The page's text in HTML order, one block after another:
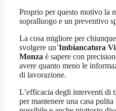
Proprio per questo motivo la
sopralluogo e un preventivo
La cosa migliore per
svolgere un’Imbiancatura
Monza è sapere con
avere quanto meno le
di lavorazione.
L’efficacia degli interventi di
per mantenere una casa pulita